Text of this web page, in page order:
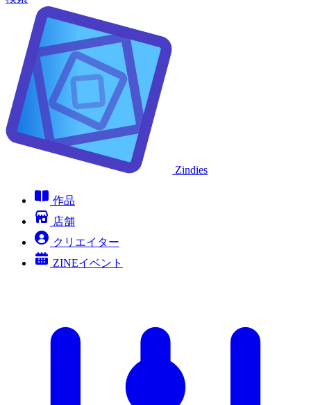
Zindies
作品
店舗
クリエイター
ZINEイベント